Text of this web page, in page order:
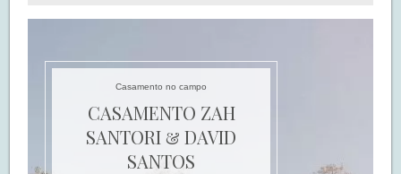
Casamento no campo
CASAMENTO ZAH
SANTORI & DAVID
SANTOS